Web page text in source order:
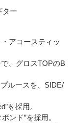
ター
アコースティッ
、グロスTOPのB
ルースを、SIDE/
を採用。
ンド”を採用。